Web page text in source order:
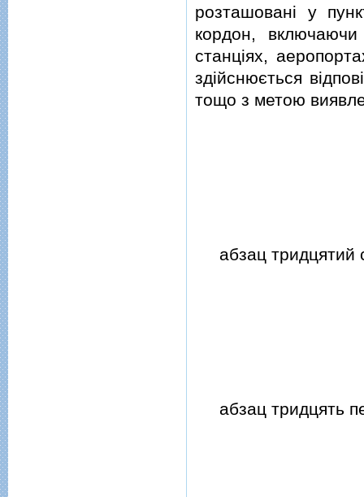
розташованi у
кордон,
станцiях,
здiйснюється
тощо з метою
абзац тридцятий
абзац тридцять